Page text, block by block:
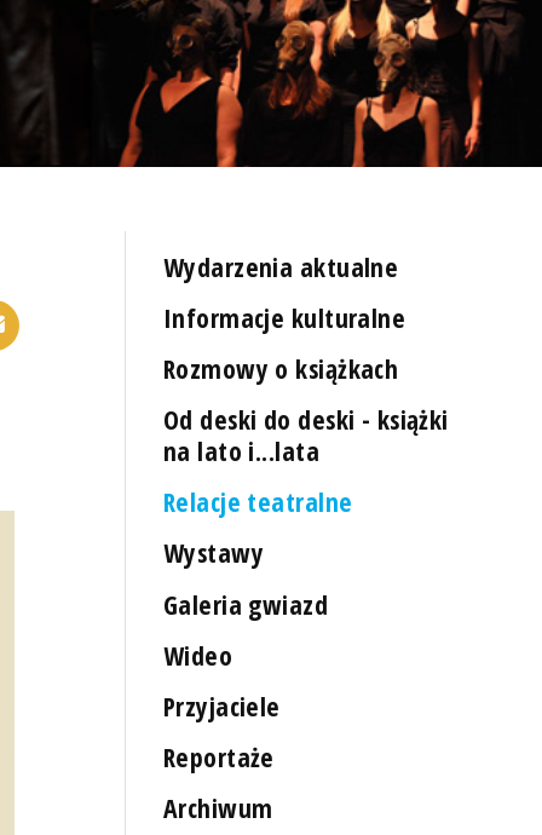
Wydarzenia aktualne
Informacje kulturalne
Rozmowy o książkach
Od deski do deski - książki
na lato i...lata
Relacje teatralne
Wystawy
Galeria gwiazd
Wideo
Przyjaciele
Reportaże
Archiwum